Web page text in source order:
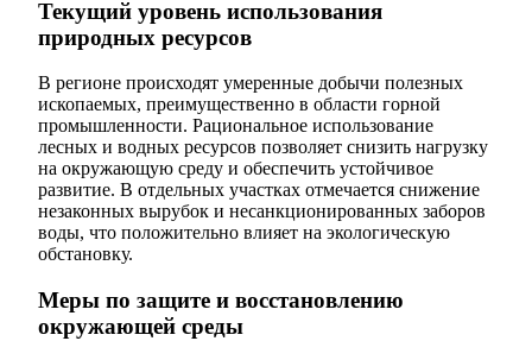
Текущий уровень использования
природных ресурсов
В регионе происходят умеренные добычи полезных
ископаемых, преимущественно в области горной
промышленности. Рациональное использование
лесных и водных ресурсов позволяет снизить нагрузку
на окружающую среду и обеспечить устойчивое
развитие. В отдельных участках отмечается снижение
незаконных вырубок и несанкционированных заборов
воды, что положительно влияет на экологическую
обстановку.
Меры по защите и восстановлению
окружающей среды